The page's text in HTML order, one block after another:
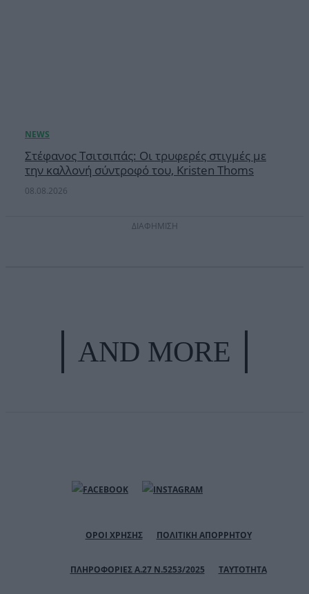
Στέφανος Τσιτσιπάς: Οι τρυφερές στιγμές με
την καλλονή σύντροφό του, Kristen Thoms
08.08.2026
ΔΙΑΦΗΜΙΣΗ
AND MORE
ΟΡΟΙ ΧΡΗΣΗΣ ΠΟΛΙΤΙΚΗ ΑΠΟΡΡΗΤΟΥ
ΠΛΗΡΟΦΟΡΙΕΣ Α.27 Ν.5253/2025 ΤΑΥΤΟΤΗΤΑ